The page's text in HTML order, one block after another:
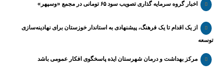
اخبار گروه سرمایه گذاری تصویب سود ۶۵ تومانی در مجمع «وسپهر»
از یک اقدام تا یک فرهنگ، پیشنهادی به استاندار خوزستان برای نهادینه‌سازی
توسعه
مرکز بهداشت و درمان شهرستان ایذه پاسخگوی افکار عمومی باشد